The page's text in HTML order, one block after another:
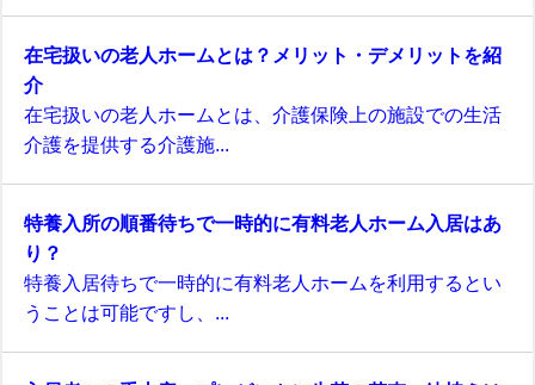
在宅扱いの老人ホームとは？メリット・デメリットを紹
介
在宅扱いの老人ホームとは、介護保険上の施設での生活
介護を提供する介護施...
特養入所の順番待ちで一時的に有料老人ホーム入居はあ
り？
特養入居待ちで一時的に有料老人ホームを利用するとい
うことは可能ですし、...